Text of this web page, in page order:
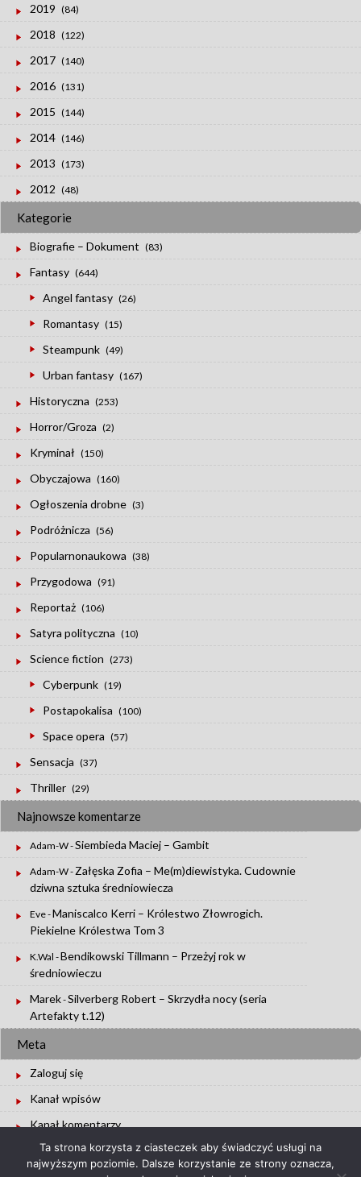
2019 (84)
2018 (122)
2017 (140)
2016 (131)
2015 (144)
2014 (146)
2013 (173)
2012 (48)
Kategorie
Biografie – Dokument (83)
Fantasy (644)
Angel fantasy (26)
Romantasy (15)
Steampunk (49)
Urban fantasy (167)
Historyczna (253)
Horror/Groza (2)
Kryminał (150)
Obyczajowa (160)
Ogłoszenia drobne (3)
Podróżnicza (56)
Popularnonaukowa (38)
Przygodowa (91)
Reportaż (106)
Satyra polityczna (10)
Science fiction (273)
Cyberpunk (19)
Postapokalisa (100)
Space opera (57)
Sensacja (37)
Thriller (29)
Najnowsze komentarze
Adam-W-Siembieda Maciej – Gambit
Adam-W- Załęska Zofia – Me(m)diewistyka. Cudownie
dziwna sztuka średniowiecza
Eve-Maniscalco Kerri – Królestwo Złowrogich.
Piekielne Królestwa Tom 3
K.Wal -Bendikowski Tillmann – Przeżyj rok w
średniowieczu
Marek-Silverberg Robert – Skrzydła nocy (seria
Artefakty t.12)
Meta
Zaloguj się
Kanał wpisów
Kanał komentarzy
WordPress.org
Ta strona korzysta z ciasteczek aby świadczyć usługi na
najwyższym poziomie. Dalsze korzystanie ze strony oznacza,